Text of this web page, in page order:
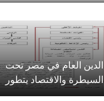
الدين العام في مصر تحت
السيطرة والاقتصاد يتطور